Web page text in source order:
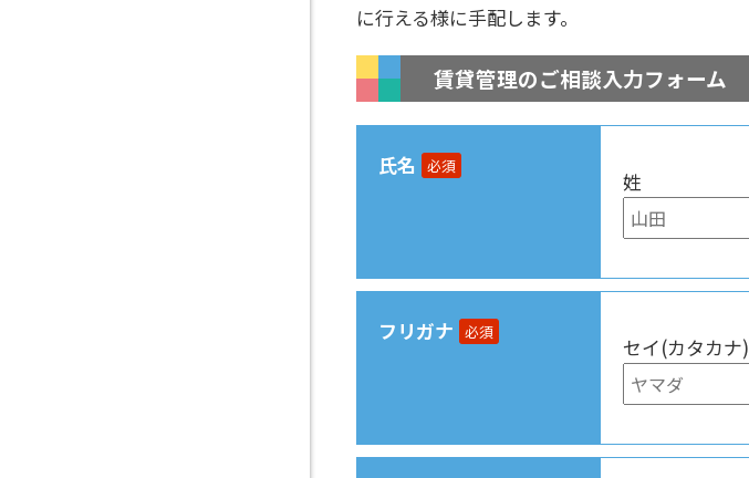
に行える様に手配します。
賃貸管理のご相談入力フォーム
氏名 必須
姓
フリガナ 必須
セイ(カタカナ)